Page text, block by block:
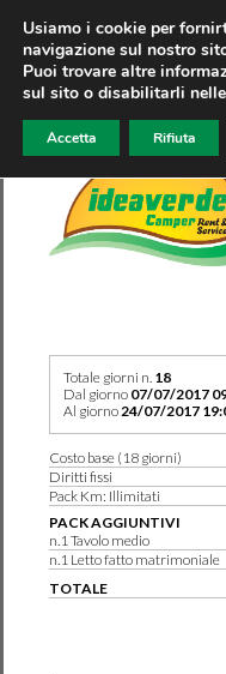
Totale giorni n. 18
Dal giorno 07/07/2017
Al giorno24/07/2017
Costo base (18 giorni)
Diritti fissi
Pack Km: Illimitati
PACK AGGIUNTIVI
n.1 Tavolo medio
n.1 Letto fatto matrimoniale
TOTALE
Usiamo i cookie per
navigazione sul nostro
Puoi trovare altre
sul sito o disabilitarli nelle
Accetta Rifiuta